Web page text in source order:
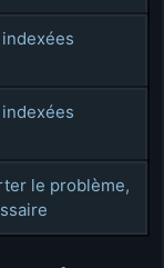
le problème,